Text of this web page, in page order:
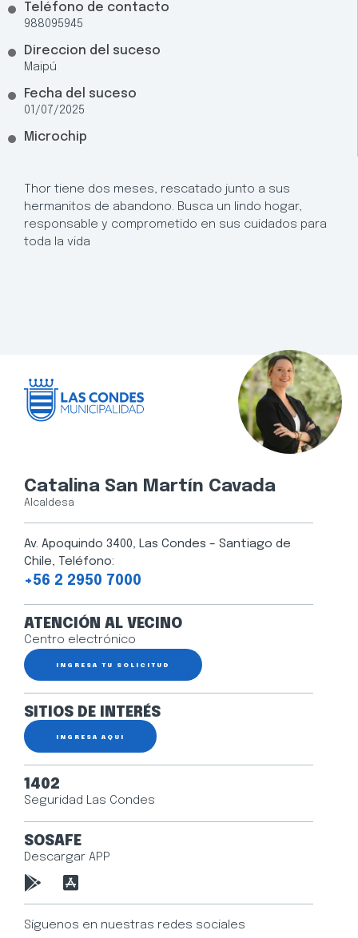
Teléfono de contacto
988095945
Direccion del suceso
Maipú
Fecha del suceso
01/07/2025
Microchip
Thor tiene dos meses, rescatado junto a sus
hermanitos de abandono. Busca un lindo hogar,
responsable y comprometido en sus cuidados para
toda la vida
Catalina San Martín Cavada
Alcaldesa
Av. Apoquindo 3400, Las Condes – Santiago de
Chile, Teléfono:
+56 2 2950 7000
ATENCIÓN AL VECINO
Centro electrónico
INGRESA TU SOLICITUD
SITIOS DE INTERÉS
INGRESA AQUÍ
1402
Seguridad Las Condes
SOSAFE
Descargar APP
Síguenos en nuestras redes sociales